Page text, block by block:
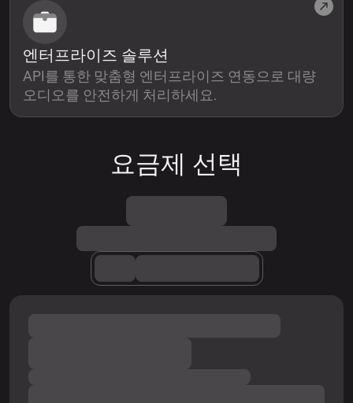
엔터프라이즈 솔루션
API를 통한 맞춤형 엔터프라이즈 연동으로 대량
오디오를 안전하게 처리하세요.
요금제 선택